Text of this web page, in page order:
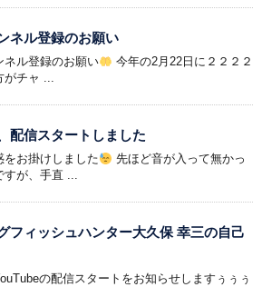
ネル登録のお願い
ネル登録のお願い
今年の2月22日に２２２２
がチャ ...
配信スタートしました
をお掛けしました
先ほど音が入って無かっ
すが、手直 ...
フィッシュハンター大久保 幸三の自己
の配信スタートをお知らせしますぅぅぅ